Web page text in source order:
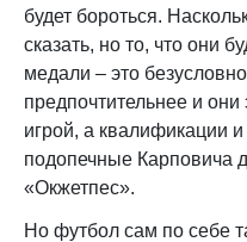
будет бороться.
сказать, но то, что они
медали – это
предпочтительнее и
игрой, а квалификации
подопечные Карповича
«Окжетпес».
Но футбол сам по себе